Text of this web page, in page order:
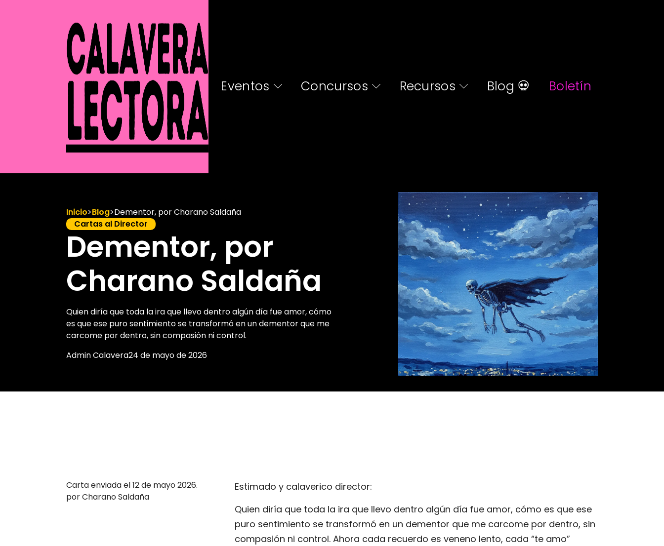
Eventos Concursos Recursos Blog 💀 Boletín
Inicio>Blog>Dementor, por Charano Saldaña
Cartas al Director
Dementor, por
Charano Saldaña
Quien diría que toda la ira que llevo dentro algún día fue amor, cómo
es que ese puro sentimiento se transformó en un dementor que me
carcome por dentro, sin compasión ni control.
Admin Calavera24 de mayo de 2026
Carta enviada el 12 de mayo 2026.
por Charano Saldaña
Estimado y calaverico director:
Quien diría que toda la ira que llevo dentro algún día fue amor, cómo es que ese
puro sentimiento se transformó en un dementor que me carcome por dentro, sin
compasión ni control. Ahora cada recuerdo es veneno lento, cada “te amo”